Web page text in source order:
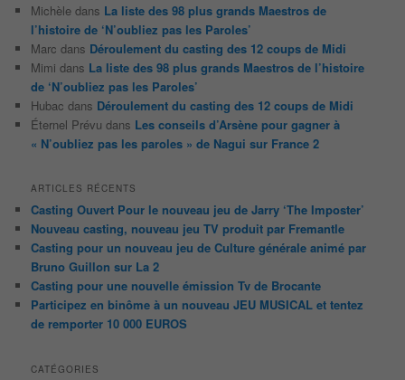
Michèle dans La liste des 98 plus grands Maestros de
l’histoire de ‘N’oubliez pas les Paroles’
Marc dans Déroulement du casting des 12 coups de Midi
Mimi dans La liste des 98 plus grands Maestros de l’histoire
de ‘N’oubliez pas les Paroles’
Hubac dans Déroulement du casting des 12 coups de Midi
Éternel Prévu dans Les conseils d’Arsène pour gagner à
« N’oubliez pas les paroles » de Nagui sur France 2
ARTICLES RÉCENTS
Casting Ouvert Pour le nouveau jeu de Jarry ‘The Imposter’
Nouveau casting, nouveau jeu TV produit par Fremantle
Casting pour un nouveau jeu de Culture générale animé par
Bruno Guillon sur La 2
Casting pour une nouvelle émission Tv de Brocante
Participez en binôme à un nouveau JEU MUSICAL et tentez
de remporter 10 000 EUROS
CATÉGORIES